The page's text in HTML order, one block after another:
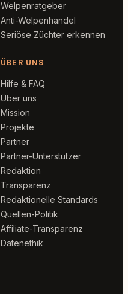
Welpenratgeber
Anti-Welpenhandel
Seriöse Züchter erkennen
ÜBER UNS
Hilfe & FAQ
Über uns
Mission
Projekte
Partner
Partner-Unterstützer
Redaktion
Transparenz
Redaktionelle Standards
Quellen-Politik
Affiliate-Transparenz
Datenethik